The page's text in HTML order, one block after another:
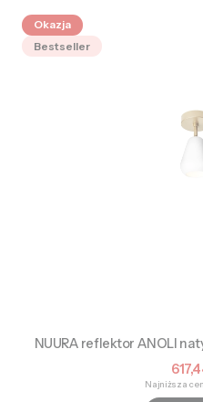
Okazja
Bestseller
NUURA reflektor ANOLI
Najniższa